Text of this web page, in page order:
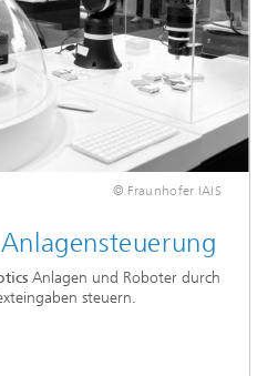
© Fraunhofer IAIS
Anlagen und Roboter durch
steuern.